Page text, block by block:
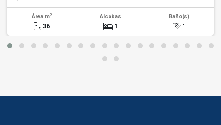
Área m2
36
Alcobas
1
Baño(s)
1